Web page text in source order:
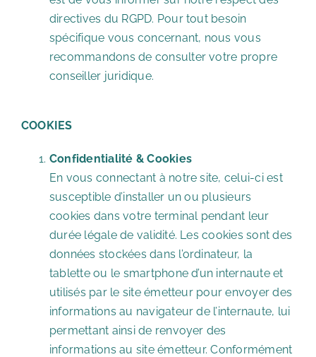
directives du RGPD. Pour tout besoin
spécifique vous concernant, nous vous
recommandons de consulter votre propre
conseiller juridique.
COOKIES
Confidentialité & Cookies
En vous connectant à notre site, celui-ci est
susceptible d’installer un ou plusieurs
cookies dans votre terminal pendant leur
durée légale de validité. Les cookies sont des
données stockées dans l’ordinateur, la
tablette ou le smartphone d’un internaute et
utilisés par le site émetteur pour envoyer des
informations au navigateur de l’internaute, lui
permettant ainsi de renvoyer des
informations au site émetteur. Conformément